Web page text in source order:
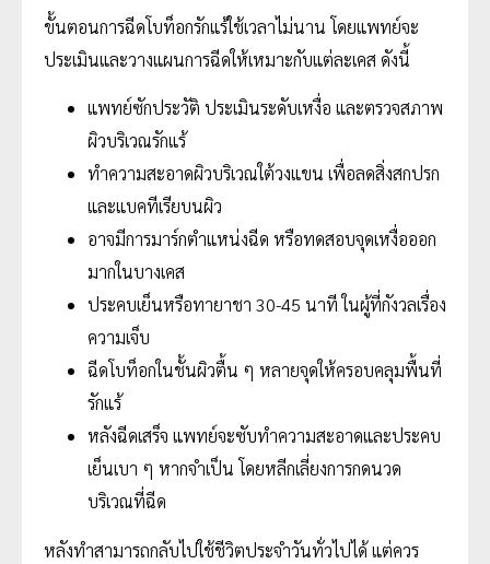
ขั้นตอนการฉีดโบท็อกรักแร้ใช้เวลาไม่นาน โดยแพทย์จะ
ประเมินและวางแผนการฉีดให้เหมาะกับแต่ละเคส ดังนี้
แพทย์ซักประวัติ ประเมินระดับเหงื่อ และตรวจสภาพ
ผิวบริเวณรักแร้
ทำความสะอาดผิวบริเวณใต้วงแขน เพื่อลดสิ่งสกปรก
และแบคทีเรียบนผิว
อาจมีการมาร์กตำแหน่งฉีด หรือทดสอบจุดเหงื่อออก
มากในบางเคส
ประคบเย็นหรือทายาชา 30-45 นาที ในผู้ที่กังวลเรื่อง
ความเจ็บ
ฉีดโบท็อกในชั้นผิวตื้น ๆ หลายจุดให้ครอบคลุมพื้นที่
รักแร้
หลังฉีดเสร็จ แพทย์จะซับทำความสะอาดและประคบ
เย็นเบา ๆ หากจำเป็น โดยหลีกเลี่ยงการกดนวด
บริเวณที่ฉีด
หลังทำสามารถกลับไปใช้ชีวิตประจำวันทั่วไปได้ แต่ควร